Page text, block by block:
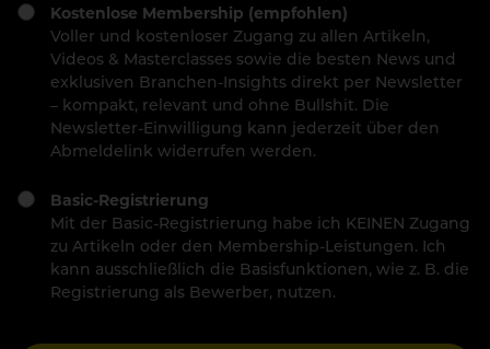
Kostenlose Membership (empfohlen)
Voller und kostenloser Zugang zu allen Artikeln,
Videos & Masterclasses sowie die besten News und
exklusiven Branchen-Insights direkt per Newsletter
– kompakt, relevant und ohne Bullshit. Die
Newsletter-Einwilligung kann jederzeit über den
Abmeldelink widerrufen werden.
Basic-Registrierung
Mit der Basic-Registrierung habe ich KEINEN Zugang
zu Artikeln oder den Membership-Leistungen. Ich
kann ausschließlich die Basisfunktionen, wie z. B. die
Registrierung als Bewerber, nutzen.